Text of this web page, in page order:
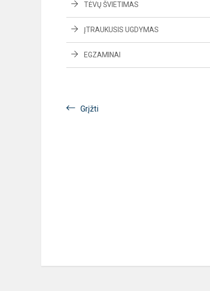
TĖVŲ ŠVIETIMAS
ĮTRAUKUSIS UGDYMAS
EGZAMINAI
Grįžti